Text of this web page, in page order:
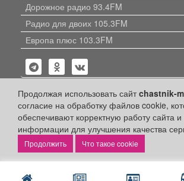
Продолжая использовать сайтchastnik-
согласие на обработку файлов cookie,
обеспечивают корректную работу сайта
информации для улучшения качества
Что такое cookie
Дорожное радио 93.4FM
Радио для двоих 105.3FM
Европа плюс 103.3FM
Политика конфиденциальности
Публикации с пометкой «Реклама», «На правах
«Партнёрский проект» оплачены
объявлениях.